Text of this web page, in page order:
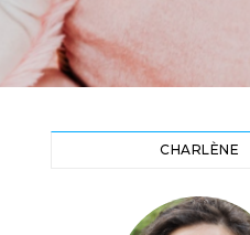
CHARLÈNE